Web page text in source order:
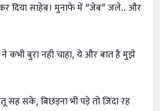
दिया साहेब। मुनाफे में “जेब” जले.. और
कभी बुरा नही चाहा, ये और बात है मुझे
सह सके, बिछड़ना भी पड़े तो ज़िंदा रह